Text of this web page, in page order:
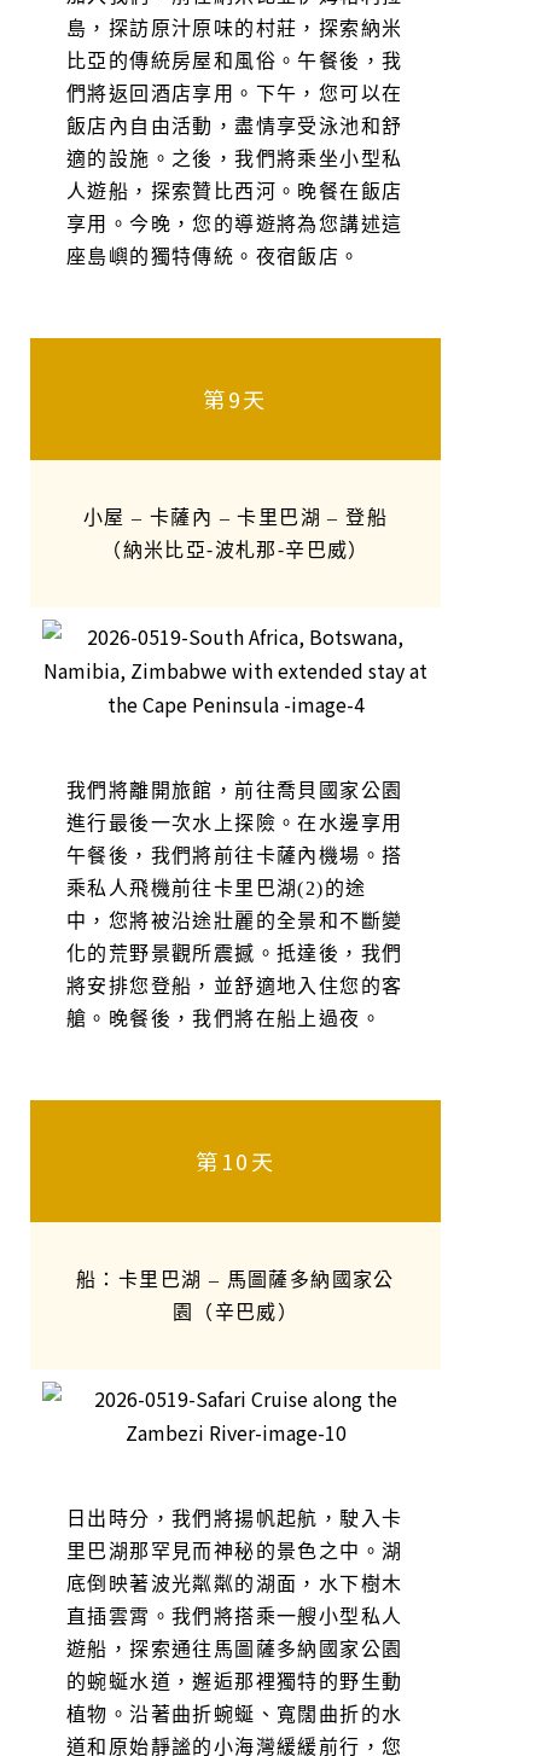
島，探訪原汁原味的村莊，探索納米
比亞的傳統房屋和風俗。午餐後，我
們將返回酒店享用。下午，您可以在
飯店內自由活動，盡情享受泳池和舒
適的設施。之後，我們將乘坐小型私
人遊船，探索贊比西河。晚餐在飯店
享用。今晚，您的導遊將為您講述這
座島嶼的獨特傳統。夜宿飯店。
第9天
小屋 – 卡薩內 – 卡里巴湖 – 登船
（納米比亞-波札那-辛巴威）
我們將離開旅館，前往喬貝國家公園
進行最後一次水上探險。在水邊享用
午餐後，我們將前往卡薩內機場。搭
乘私人飛機前往卡里巴湖(2)的途
中，您將被沿途壯麗的全景和不斷變
化的荒野景觀所震撼。抵達後，我們
將安排您登船，並舒適地入住您的客
艙。晚餐後，我們將在船上過夜。
第10天
船：卡里巴湖 – 馬圖薩多納國家公
園（辛巴威）
日出時分，我們將揚帆起航，駛入卡
里巴湖那罕見而神秘的景色之中。湖
底倒映著波光粼粼的湖面，水下樹木
直插雲霄。我們將搭乘一艘小型私人
遊船，探索通往馬圖薩多納國家公園
的蜿蜒水道，邂逅那裡獨特的野生動
植物。沿著曲折蜿蜒、寬闊曲折的水
道和原始靜謐的小海灣緩緩前行，您